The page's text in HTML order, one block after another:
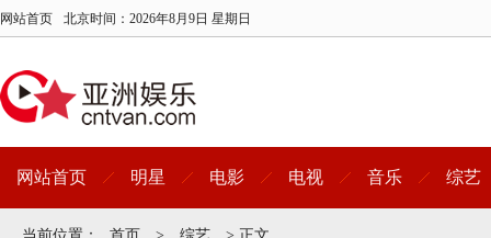
网站首页 北京时间： 2026年8月9日 星期日
网站首页 明星 电影 电视 音乐 综艺